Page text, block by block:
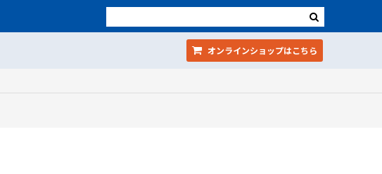
オンラインショップはこちら